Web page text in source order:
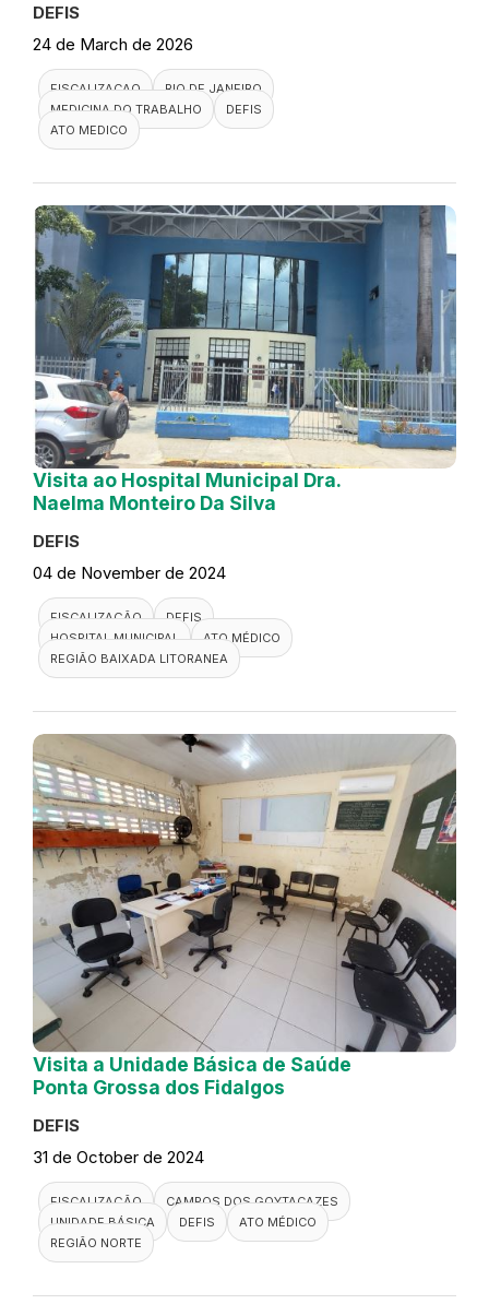
DEFIS
24 de March de 2026
FISCALIZACAO
RIO DE JANEIRO
MEDICINA DO TRABALHO
DEFIS
ATO MEDICO
Visita ao Hospital Municipal Dra.
Naelma Monteiro Da Silva
DEFIS
04 de November de 2024
FISCALIZAÇÃO
DEFIS
HOSPITAL MUNICIPAL
ATO MÉDICO
REGIÃO BAIXADA LITORANEA
Visita a Unidade Básica de Saúde
Ponta Grossa dos Fidalgos
DEFIS
31 de October de 2024
FISCALIZAÇÃO
CAMPOS DOS GOYTACAZES
UNIDADE BÁSICA
DEFIS
ATO MÉDICO
REGIÃO NORTE